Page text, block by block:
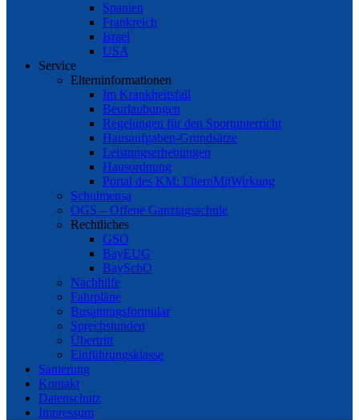
Spanien
Frankreich
Israel
USA
Service
Elterninformationen
Im Krankheitsfall
Beurlaubungen
Regelungen für den Sportunterricht
Hausaufgaben-Grundsätze
Leistungserhebungen
Hausordnung
Portal des KM: ElternMitWirkung
Schulmensa
OGS – Offene Ganztagsschule
Rechtliches
GSO
BayEUG
BaySchO
Nachhilfe
Fahrpläne
Busantragsformular
Sprechstunden
Übertritt
Einführungsklasse
Sanierung
Kontakt
Datenschutz
Impressum